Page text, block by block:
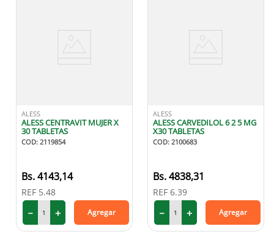
ALESS
ALESS CENTRAVIT MUJER X
30 TABLETAS
COD: 2119854
4143,14
REF 5.48
＋
－ Agregar
ALESS
ALESS CARVEDILOL 6 2 5 MG
X30 TABLETAS
COD: 2100683
4838,31
REF 6.39
＋
－ Agregar